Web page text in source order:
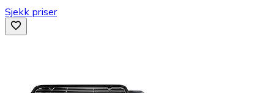
Sjekk priser